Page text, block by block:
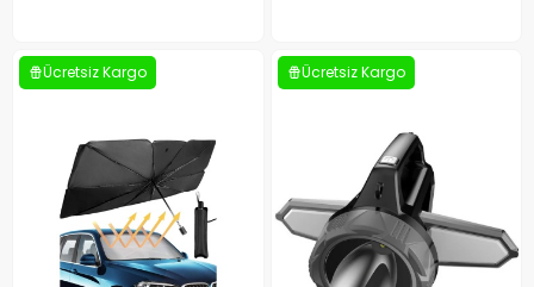
Ücretsiz Kargo Ücretsiz Kargo